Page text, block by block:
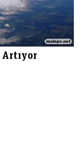
Artıyor